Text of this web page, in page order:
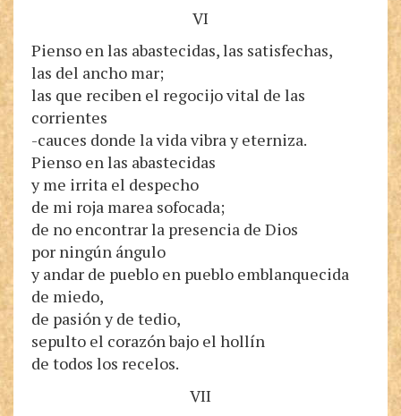
VI
Pienso en las abastecidas, las satisfechas,
las del ancho mar;
las que reciben el regocijo vital de las
corrientes
-cauces donde la vida vibra y eterniza.
Pienso en las abastecidas
y me irrita el despecho
de mi roja marea sofocada;
de no encontrar la presencia de Dios
por ningún ángulo
y andar de pueblo en pueblo emblanquecida
de miedo,
de pasión y de tedio,
sepulto el corazón bajo el hollín
de todos los recelos.
VII